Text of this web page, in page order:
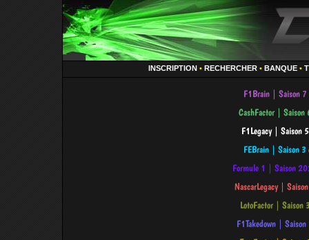
INSCRIPTION • RECHERCHER • BANQUE •